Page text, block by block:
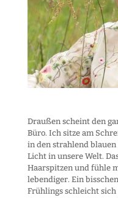
Draußen scheint den
Büro. Ich sitze am
in den strahlend
Licht in unsere Welt.
Haarspitzen und fühle
lebendiger. Ein
Frühlings schleicht sich